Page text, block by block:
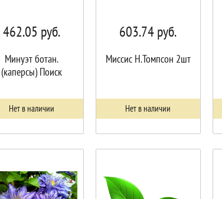
462.05 руб.
Минуэт ботан.
(каперсы) Поиск
Нет в наличии
603.74руб.
Миссис Н.Томпсон 2шт
Нет в наличии